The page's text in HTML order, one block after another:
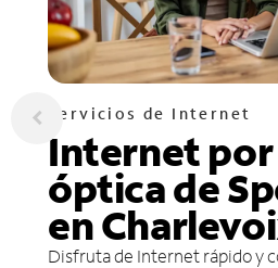
Servicios de Internet
Internet
óptica de
en
Disfruta de Internet rápido y